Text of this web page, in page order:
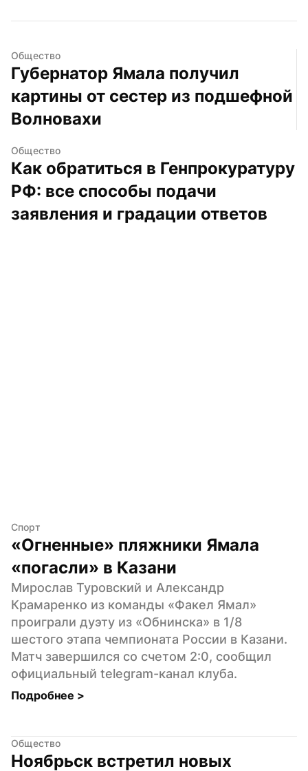
Общество
Губернатор Ямала получил
картины от сестер из подшефной
Волновахи
Общество
Как обратиться в Генпрокуратуру
РФ: все способы подачи
заявления и градации ответов
Спорт
«Огненные» пляжники Ямала
«погасли» в Казани
Мирослав Туровский и Александр
Крамаренко из команды «Факел Ямал»
проиграли дуэту из «Обнинска» в 1/8
шестого этапа чемпионата России в Казани.
Матч завершился со счетом 2:0, сообщил
официальный telegram-канал клуба.
Подробнее >
Общество
Ноябрьск встретил новых